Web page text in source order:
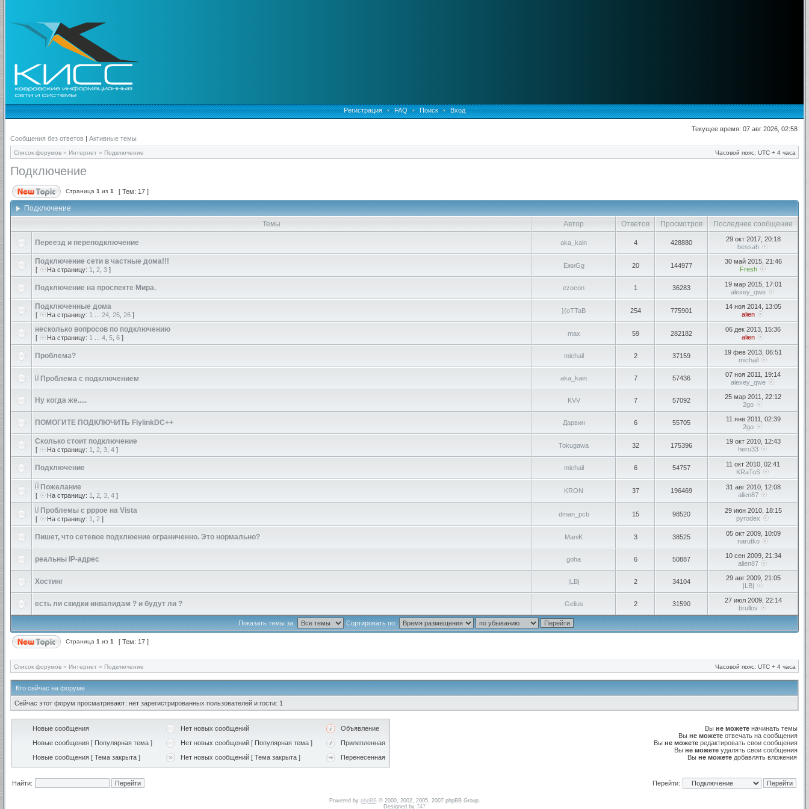
Регистрация • FAQ • Поиск • Вход
Текущее время: 07 авг 2026, 02:58
Сообщения без ответов | Активные темы
Список форумов » Интернет » Подключение Часовой пояс: UTC + 4 часа
Подключение
Страница 1 из 1 [ Тем: 17 ]
Подключение
Темы
Автор Ответов Просмотров Последнее сообщение
Переезд и переподключение aka_kain 4 428880
29 окт 2017, 20:18
bessah
Подключение сети в частные дома!!!
[ На страницу: 1 2 3 ]
ЁжиGg 20 144977
30 май 2015, 21:46
Fresh
Подключение на проспекте Мира. ezocon 1 36283
19 мар 2015, 17:01
alexey_qwe
Подключенные дома
[ На страницу: 1 24 25 26 ]
}{oTTaB 254 775901
14 ноя 2014, 13:05
alien
несколько вопросов по подключению
[ На страницу: 1 4 5 6 ]
max 59 282182
06 дек 2013, 15:36
alien
Проблема? michail 2 37159
19 фев 2013, 06:51
michail
Проблема с подключением aka_kain 7 57436
07 ноя 2011, 19:14
alexey_qwe
Ну когда же..... KVV 7 57092
25 мар 2011, 22:12
2go
ПОМОГИТЕ ПОДКЛЮЧИТЬ FlylinkDC++ Дарвин 6 55705
11 янв 2011, 02:39
2go
Сколько стоит подключение
[ На страницу: 1 2 3 4 ]
Tokugawa 32 175396
19 окт 2010, 12:43
hero33
Подключение michail 6 54757
11 окт 2010, 02:41
KRaToS
Пожелание
[ На страницу: 1 2 3 4 ]
KRON 37 196469
31 авг 2010, 12:08
alien87
Проблемы с pppoe на Vista
[ На страницу: 1 2 ]
dman_pcb 15 98520
29 июн 2010, 18:15
pyrodex
Пишет, что сетевое подклюение ограниченно. Это нормально? ManiK 3 38525
05 окт 2009, 10:09
narutko
реальны IP-адрес goha 6 50887
10 сен 2009, 21:34
alien87
Хостинг |LB| 2 34104
29 авг 2009, 21:05
|LB|
есть ли скидки инвалидам ? и будут ли ? Gelius 2 31590
27 июл 2009, 22:14
brullov
Показать темы за: Сортировать по:
Страница 1 из 1 [ Тем: 17 ]
Список форумов » Интернет » Подключение Часовой пояс: UTC + 4 часа
Кто сейчас на форуме
Сейчас этот форум просматривают: нет зарегистрированных пользователей и гости: 1
Новые сообщения Нет новых сообщений
Объявление
Новые сообщения [ Популярная тема ]
Нет новых сообщений [ Популярная тема ]
Прилепленная
Новые сообщения [ Тема закрыта ]
Нет новых сообщений [ Тема закрыта ] Перенесенная
Вы не можете начинать темы
Вы не можете отвечать на сообщения
Вы не можете редактировать свои сообщения
Вы не можете удалять свои сообщения
Вы не можете добавлять вложения
Найти: Перейти:
Powered by phpBB© 2000, 2002, 2005, 2007 phpBB Group.
Designed by 747